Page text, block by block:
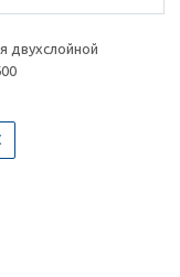
двухслойной